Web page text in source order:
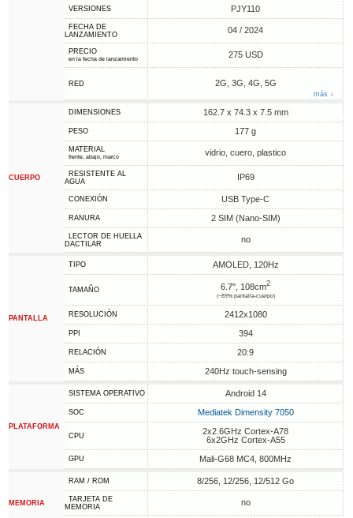
VERSIONES PJY110
FECHA DE
LANZAMIENTO
04 / 2024
PRECIO
en la fecha de lanzamiento 275 USD
RED 2G, 3G, 4G, 5G
más ↓
CUERPO
DIMENSIONES 162.7 x 74.3 x 7.5 mm
PESO 177 g
MATERIAL
frente, abajo, marco vidrio, cuero, plastico
RESISTENTE AL
AGUA
IP69
CONEXIÓN USB Type-C
RANURA 2 SIM (Nano-SIM)
LECTOR DE HUELLA
DACTILAR
no
PANTALLA
TIPO AMOLED, 120Hz
TAMAÑO 6.7", 108cm2
(~89% pantalla-cuerpo)
RESOLUCIÓN 2412x1080
PPI 394
RELACIÓN 20:9
MÁS 240Hz touch-sensing
PLATAFORMA
SISTEMA OPERATIVO Android 14
SOC Mediatek Dimensity 7050
CPU
2x2.6GHz Cortex-A78
6x2GHz Cortex-A55
GPU Mali-G68 MC4, 800MHz
MEMORIA
RAM / ROM 8/256, 12/256, 12/512 Go
TARJETA DE
MEMORIA
no